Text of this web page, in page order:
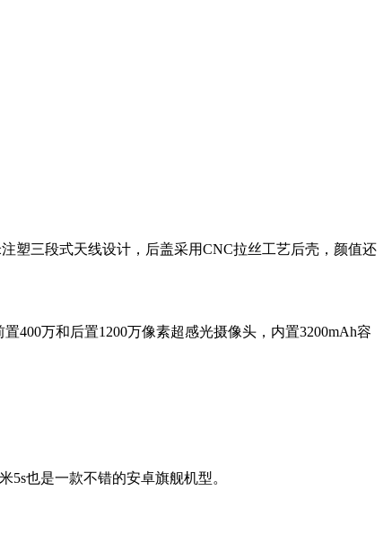
塑三段式天线设计，后盖采用CNC拉丝工艺后壳，颜值还
400万和后置1200万像素超感光摄像头，内置3200mAh容
也是一款不错的安卓旗舰机型。